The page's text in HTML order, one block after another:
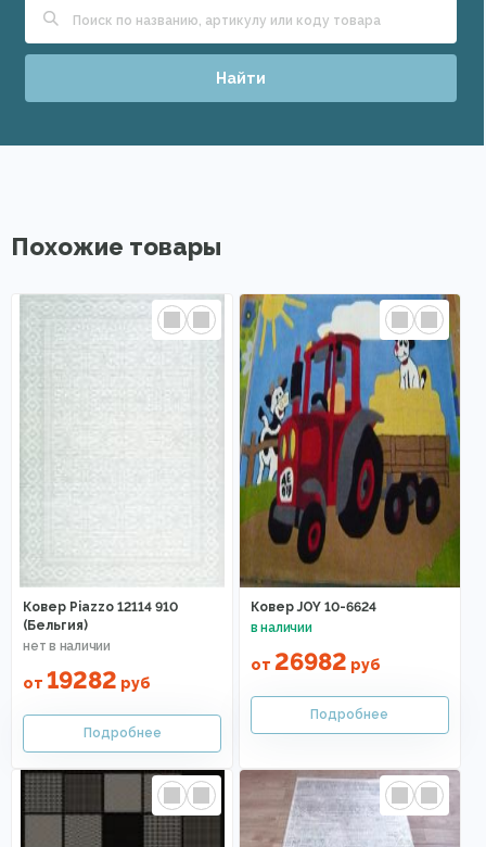
Найти
Похожие товары
Ковер Piazzo 12114 910
(Бельгия)
от 19282 руб
Ковер JOY 10-6624
от 26982 руб